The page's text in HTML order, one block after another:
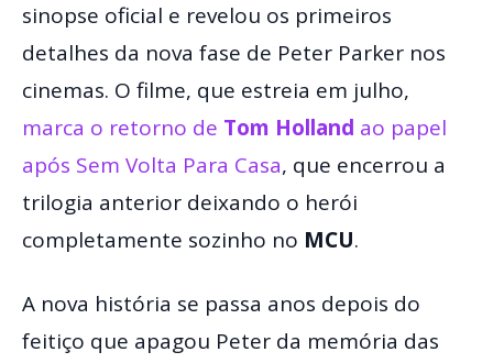
sinopse oficial e revelou os primeiros
detalhes da nova fase de Peter Parker nos
cinemas. O filme, que estreia em julho,
marca o retorno de Tom Holland ao papel
após Sem Volta Para Casa, que encerrou a
trilogia anterior deixando o herói
completamente sozinho no MCU.
A nova história se passa anos depois do
feitiço que apagou Peter da memória das